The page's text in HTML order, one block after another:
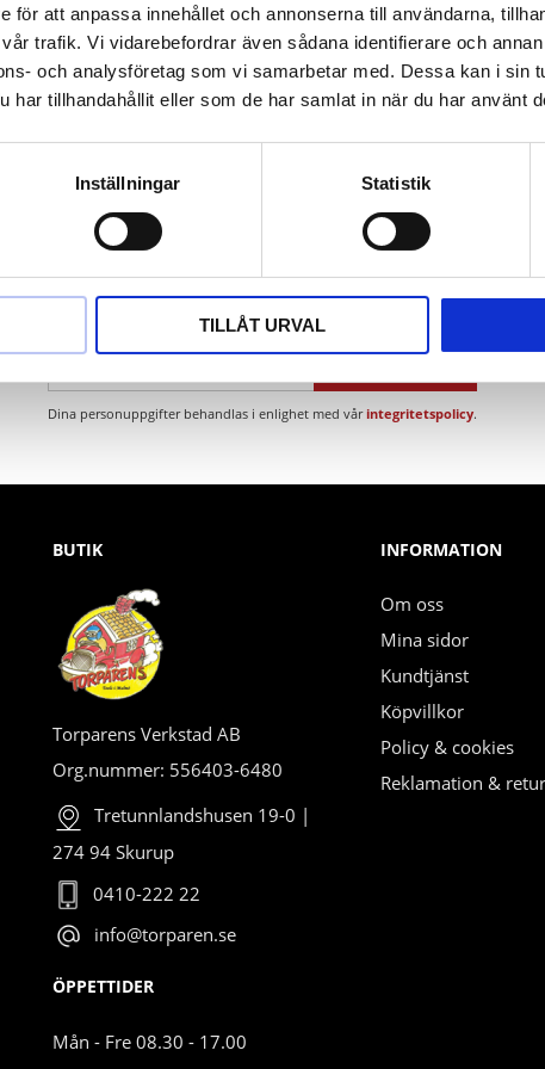
för att anpassa innehållet och annonserna till användarna,
trafik. Vi vidarebefordrar även sådana identifierare och
och analysföretag som vi samarbetar med. Dessa kan i sin
har tillhandahållit eller som de har samlat in när du har använt
Inställningar Statistik
TILLÅT URVAL
Nyhetsbrev
PRENUMERERA
Dina personuppgifter behandlas i enlighet med vårintegritetspolicy.
BUTIK
Torparens Verkstad AB
Org.nummer: 556403-6480
Tretunnlandshusen 19-0 |
274 94 Skurup
0410-222 22
info@torparen.se
ÖPPETTIDER
Mån - Fre 08.30 - 17.00
INFORMATION
Om oss
Mina sidor
Kundtjänst
Köpvillkor
Policy & cookies
Reklamation & retur